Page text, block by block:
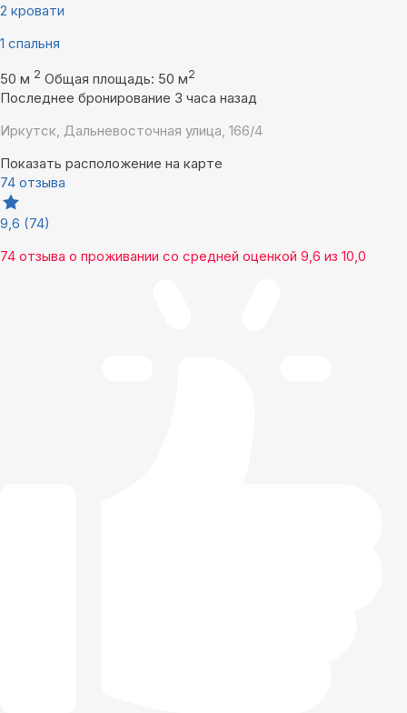
2 кровати
1 спальня
50 м 2 Общая площадь: 50 м2
Последнее бронирование 3 часа назад
Иркутск, Дальневосточная улица, 166/4
Показать расположение на карте
74 отзыва
9,6 (74)
74 отзыва о проживании со средней оценкой 9,6 из 10,0